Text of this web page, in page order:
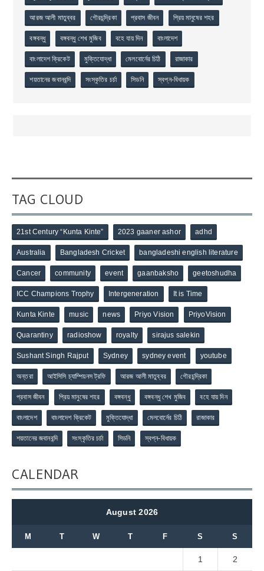
আরজ আলী মাতুব্বর গৌরচন্দ্রিকা প্রবাস জীবন প্রিয় মানুষের শহর
বঙ্গবন্ধু বঙ্গবন্ধু শেখ মুজিব বহে যায় দিন বাংলাদেশ
বাংলাদেশ ক্রিকেট মুক্তিযোদ্ধা মেলবোর্নের চিঠি রাজাকার
শয়তানের জবানবন্দি সংস্কৃতির চর্চা সিডনি স্বপ্ন-বিধায়ক
TAG CLOUD
21st Century “Kunta Kinte” 2023 gaaner ashor adhd
Australia Bangladesh Cricket bangladeshi english literature
Cancer community event gaanbaksho geetoshudha
ICC Champions Trophy Intergeneration It is Time
Kunta Kinte music news Priyo Vision PriyoVision
Quarantiny radioshow royalty sirajus salekin
Sushant Singh Rajput Sydney sydney event youtube
অন্তরা আইসিসি চ্যাম্পিয়নস ট্রফি আরজ আলী মাতুব্বর গৌরচন্দ্রিকা
প্রবাস জীবন প্রিয় মানুষের শহর বঙ্গবন্ধু বঙ্গবন্ধু শেখ মুজিব বহে যায় দিন
বাংলাদেশ বাংলাদেশ ক্রিকেট মুক্তিযোদ্ধা মেলবোর্নের চিঠি রাজাকার
শয়তানের জবানবন্দি সংস্কৃতির চর্চা সিডনি স্বপ্ন-বিধায়ক
CALENDAR
August 2026
M T W T F S S
1 2